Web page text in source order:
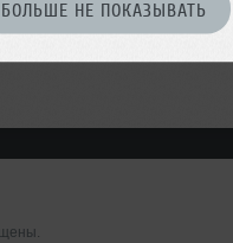
БОЛЬШЕ НЕ ПОКАЗЫВАТЬ